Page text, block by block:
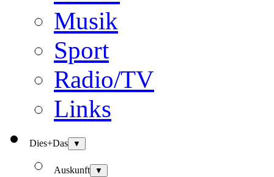
Musik
Sport
Radio/TV
Links
Dies+Das ▼
Auskunft ▼